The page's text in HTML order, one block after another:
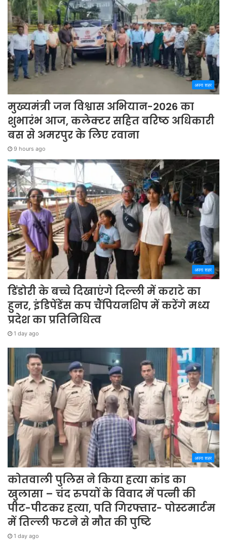
अपना शहर
मुख्यमंत्री जन विश्वास अभियान-2026 का
शुभारंभ आज, कलेक्टर सहित वरिष्ठ अधिकारी
बस से अमरपुर के लिए रवाना
9 hours ago
अपना शहर
डिंडोरी के बच्चे दिखाएंगे दिल्ली में कराटे का
हुनर, इंडिपेंडेंस कप चैंपियनशिप में करेंगे मध्य
प्रदेश का प्रतिनिधित्व
1 day ago
अपना शहर
कोतवाली पुलिस ने किया हत्या कांड का
खुलासा – चंद रुपयों के विवाद में पत्नी की
पीट-पीटकर हत्या, पति गिरफ्तार- पोस्टमार्टम
में तिल्ली फटने से मौत की पुष्टि
1 day ago